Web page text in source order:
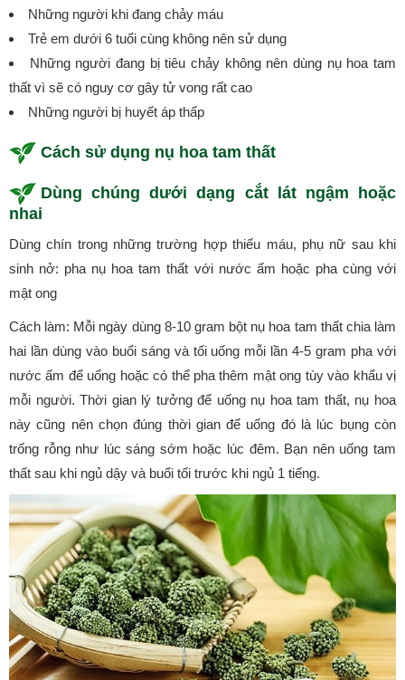
Những người khi đang chảy máu
Trẻ em dưới 6 tuổi cùng không nên sử dụng
Những người đang bị tiêu chảy không nên dùng nụ hoa tam
thất vì sẽ có nguy cơ gây tử vong rất cao
Những người bị huyết áp thấp
Cách sử dụng nụ hoa tam thất
Dùng chúng dưới dạng cắt lát ngậm hoặc
nhai
Dùng chín trong những trường hợp thiếu máu, phụ nữ sau khi
sinh nở: pha nụ hoa tam thất với nước ấm hoặc pha cùng với
mật ong
Cách làm: Mỗi ngày dùng 8-10 gram bột nụ hoa tam thất chia làm
hai lần dùng vào buổi sáng và tối uống mỗi lần 4-5 gram pha với
nước ấm để uống hoặc có thể pha thêm mật ong tùy vào khẩu vị
mỗi người. Thời gian lý tưởng để uống nụ hoa tam thất, nụ hoa
này cũng nên chọn đúng thời gian để uống đó là lúc bụng còn
trống rỗng như lúc sáng sớm hoặc lúc đêm. Bạn nên uống tam
thất sau khi ngủ dậy và buổi tối trước khi ngủ 1 tiếng.